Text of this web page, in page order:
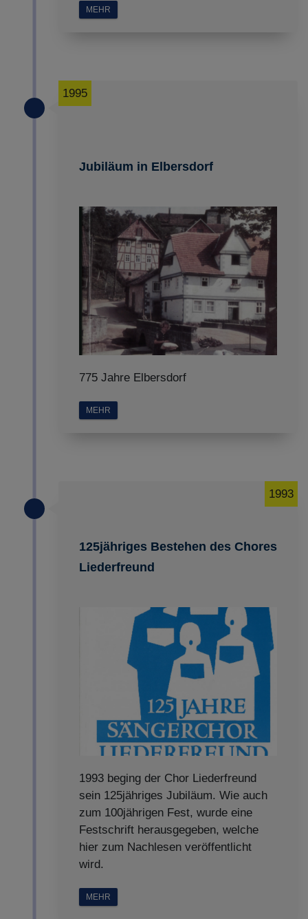
MEHR
Jubiläum in Elbersdorf
1995
775 Jahre Elbersdorf
MEHR
125jähriges Bestehen des Chores
Liederfreund
1993
1993 beging der Chor Liederfreund
sein 125jähriges Jubiläum. Wie auch
zum 100jährigen Fest, wurde eine
Festschrift herausgegeben, welche
hier zum Nachlesen veröffentlicht
wird.
MEHR